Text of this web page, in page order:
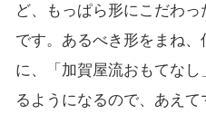
ど、もっぱら形にこだわ
です。あるべき形をまね
に、「加賀屋流おもてな
るようになるので、あえ